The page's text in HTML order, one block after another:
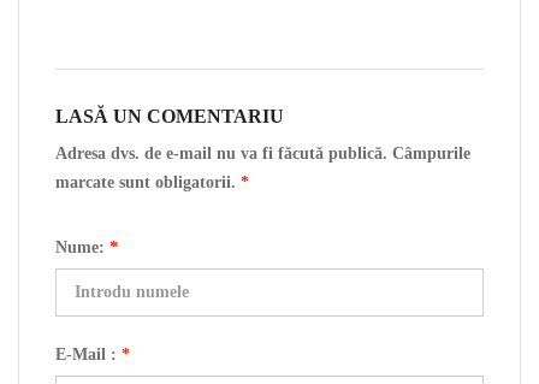
LASĂ UN COMENTARIU
Adresa dvs. de e-mail nu va fi făcută publică. Câmpurile
marcate sunt obligatorii. *
Nume: *
E-Mail : *